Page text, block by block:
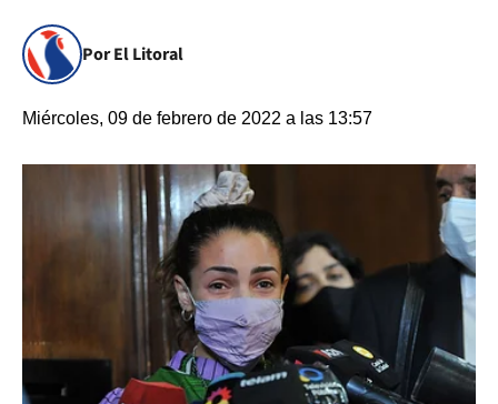
Por El Litoral
Miércoles, 09 de febrero de 2022 a las 13:57